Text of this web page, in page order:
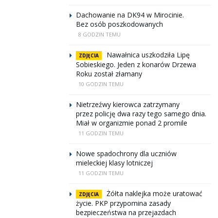
Dachowanie na DK94 w Mirocinie.
Bez osób poszkodowanych
8 GODZIN TEMU
ZDJĘCIA
Nawałnica uszkodziła Lipę
Sobieskiego. Jeden z konarów Drzewa
Roku został złamany
10 GODZIN TEMU
Nietrzeźwy kierowca zatrzymany
przez policję dwa razy tego samego dnia.
Miał w organizmie ponad 2 promile
11 GODZIN TEMU
Nowe spadochrony dla uczniów
mieleckiej klasy lotniczej
11 GODZIN TEMU
ZDJĘCIA
Żółta naklejka może uratować
życie. PKP przypomina zasady
bezpieczeństwa na przejazdach